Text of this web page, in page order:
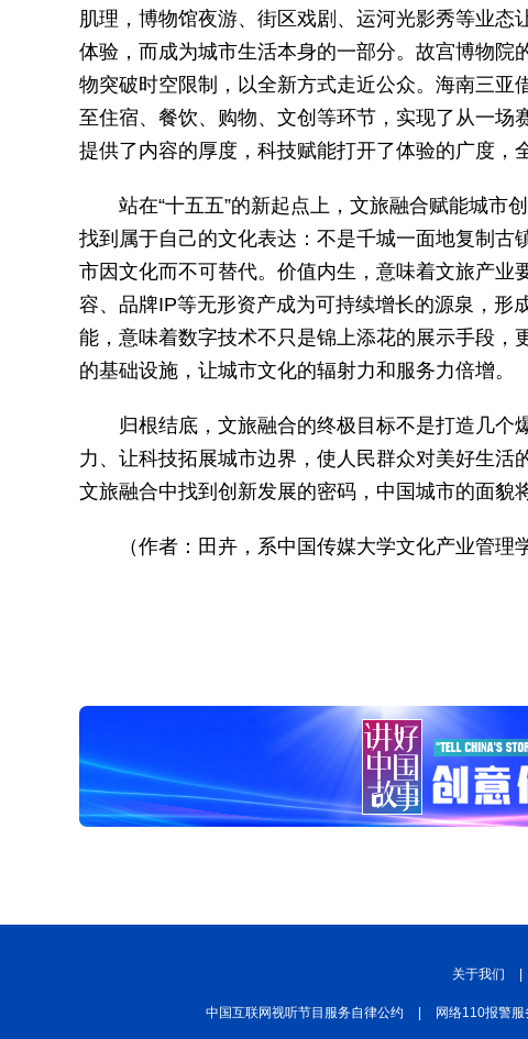
肌理，博物馆夜游、街区戏剧、运河光影秀等业
体验，而成为城市生活本身的一部分。故宫博物
物突破时空限制，以全新方式走近公众。海南三
至住宿、餐饮、购物、文创等环节，实现了从一
提供了内容的厚度，科技赋能打开了体验的广度，
站在“十五五”的新起点上，文旅融合赋能城市
找到属于自己的文化表达：不是千城一面地复制
市因文化而不可替代。价值内生，意味着文旅产
容、品牌IP等无形资产成为可持续增长的源泉，形
能，意味着数字技术不只是锦上添花的展示手段
的基础设施，让城市文化的辐射力和服务力倍增。
归根结底，文旅融合的终极目标不是打造几
力、让科技拓展城市边界，使人民群众对美好生
文旅融合中找到创新发展的密码，中国城市的面貌
（作者：田卉，系中国传媒大学文化产业管理
关于我们
中国互联网视听节目服务自律公约 网络110报警服